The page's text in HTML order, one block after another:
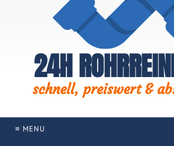
24H
schnell, preiswert &
≡ MENU